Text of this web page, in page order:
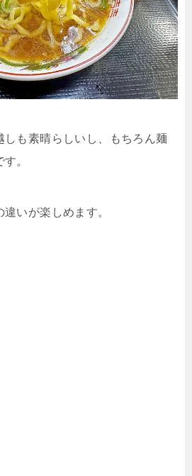
しも素晴らしいし、もちろん麺
。
いが楽しめます。